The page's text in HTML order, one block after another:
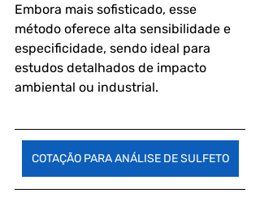
Embora mais sofisticado, esse
método oferece alta sensibilidade e
especificidade, sendo ideal para
estudos detalhados de impacto
ambiental ou industrial.
COTAÇÃO PARA ANÁLISE DE SULFETO